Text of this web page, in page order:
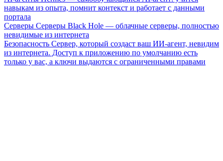
навыкам из опыта, помнит контекст и работает с данными
портала
Серверы Серверы Black Hole — облачные серверы, полностью
невидимые из интернета
Безопасность Сервер, который создаст ваш ИИ-агент, невидим
из интернета. Доступ к приложению по умолчанию есть
только у вас, а ключи выдаются с ограниченными правами